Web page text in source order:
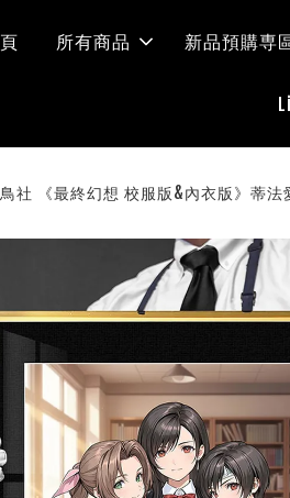
所有商品 新品預購専
社 《最終幻想 校服版&內衣版》蒂